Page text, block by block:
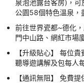
泉泡池露台客房)，
公園58個特色溫泉，
前往世界瓷都~德化
門中山路、網紅市場
【升級貼心】 每位
聽導遊講解及包每人
【通訊無阻】 免費